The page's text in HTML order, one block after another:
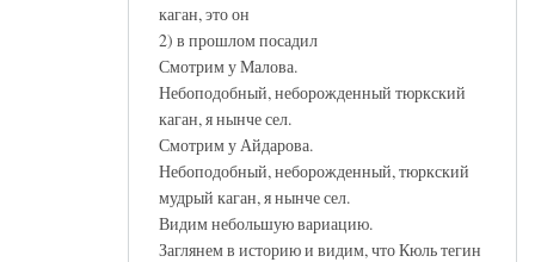
каган, это он
2) в прошлом посадил
Смотрим у Малова.
Небоподобный, неборожденный тюркский
каган, я нынче сел.
Смотрим у Айдарова.
Небоподобный, неборожденный, тюркский
мудрый каган, я нынче сел.
Видим небольшую вариацию.
Заглянем в историю и видим, что Кюль тегин